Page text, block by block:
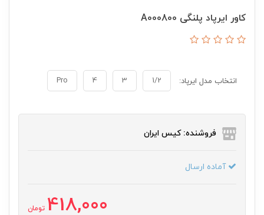
کاور ایرپاد پلنگی A000800
انتخاب مدل ایرپاد: 1/2
3
4
Pro
فروشنده: کیس ایران
آماده ارسال
418,000 تومان